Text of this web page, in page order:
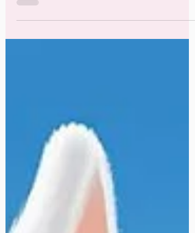
cantinho, observando as borboletas voarem e as